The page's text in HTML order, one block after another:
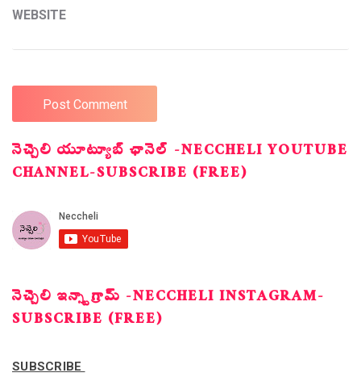
WEBSITE
నెచ్చెలి యూట్యూబ్ ఛానెల్ -NECCHELI YOUTUBE
CHANNEL-SUBSCRIBE (FREE)
నెచ్చెలి ఇన్స్టాగ్రామ్ -NECCHELI INSTAGRAM-
SUBSCRIBE (FREE)
SUBSCRIBE